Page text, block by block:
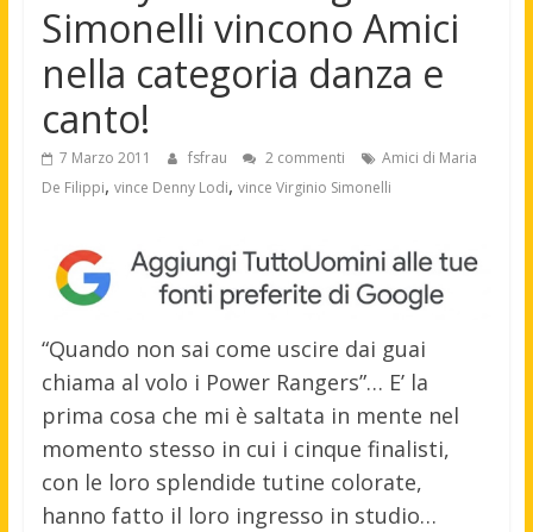
Simonelli vincono Amici
nella categoria danza e
canto!
7 Marzo 2011 fsfrau 2 commenti
Amici di Maria
De Filippi, vince Denny Lodi, vince Virginio Simonelli
“Quando non sai come uscire dai guai
chiama al volo i Power Rangers”… E’ la
prima cosa che mi è saltata in mente nel
momento stesso in cui i cinque finalisti,
con le loro splendide tutine colorate,
hanno fatto il loro ingresso in studio…